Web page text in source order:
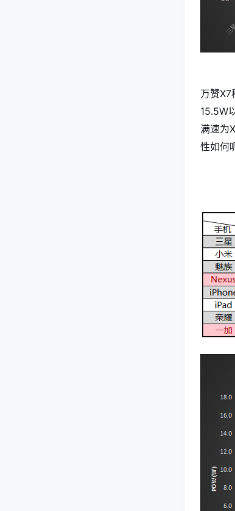
万赞X7
15.5W
满速为
性如何